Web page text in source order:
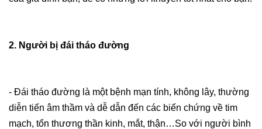
2. Người bị đái tháo đường
- Đái tháo đường là một bệnh mạn tính, không lây, thường
diễn tiến âm thầm và dễ dẫn đến các biến chứng về tim
mạch, tổn thương thần kinh, mắt, thận…So với người bình